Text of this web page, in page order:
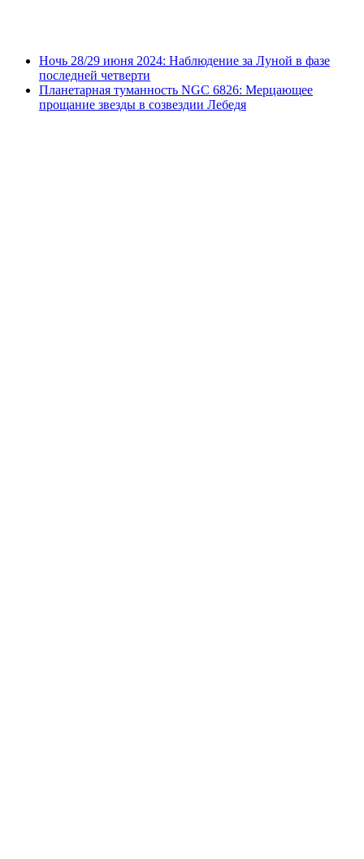
Ночь 28/29 июня 2024: Наблюдение за Луной в фазе
последней четверти
Планетарная туманность NGC 6826: Мерцающее
прощание звезды в созвездии Лебедя